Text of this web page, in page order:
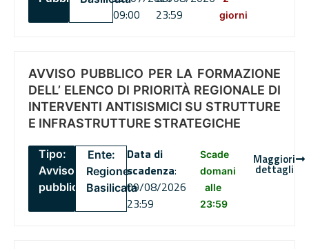
09:00
23:59
giorni
AVVISO PUBBLICO PER LA FORMAZIONE
DELL’ ELENCO DI PRIORITÀ REGIONALE DI
INTERVENTI ANTISISMICI SU STRUTTURE
E INFRASTRUTTURE STRATEGICHE
Tipo:
Avviso
pubblico
Ente:
Regione
Basilicata
Data di
scadenza:
09/08/2026
23:59
Scade
domani
alle
23:59
Maggiori
dettagli